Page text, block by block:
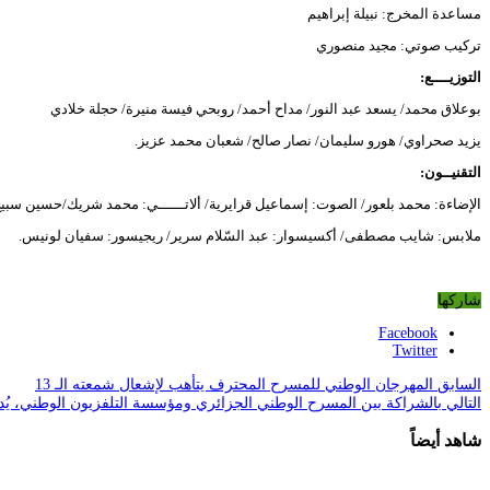
مساعدة المخرج: نبيلة إبراهيم
تركيب صوتي: مجيد منصوري
التوزيــــع:
بوعلاق محمد/ يسعد عبد النور/ مداح أحمد/ روبحي فيسة منيرة/ حجلة خلادي
يزيد صحراوي/ هورو سليمان/ نصار صالح/ شعبان محمد عزيز.
التقنيــون:
الإضاءة: محمد بلعور/ الصوت: إسماعيل قرايرية/ ألاتــــــي: محمد شريك/حسين
ملابس: شايب مصطفى/ أكسيسوار: عبد السّلام سرير/ ريجيسور: سفيان لونيس.
شاركها
Facebook
Twitter
السابق المهرجان الوطني للمسرح المحترف يتأهب لإشعال شمعته الـ 13
التالي بالشراكة بين المسرح الوطني الجزائري ومؤسسة التلفزيون
شاهد أيضاً